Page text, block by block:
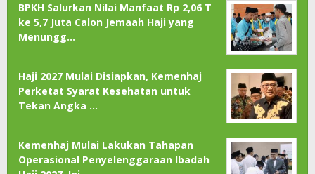
BPKH Salurkan Nilai Manfaat Rp 2,06 T
ke 5,7 Juta Calon Jemaah Haji yang
Menungg…
Haji 2027 Mulai Disiapkan, Kemenhaj
Perketat Syarat Kesehatan untuk
Tekan Angka …
Kemenhaj Mulai Lakukan Tahapan
Operasional Penyelenggaraan Ibadah